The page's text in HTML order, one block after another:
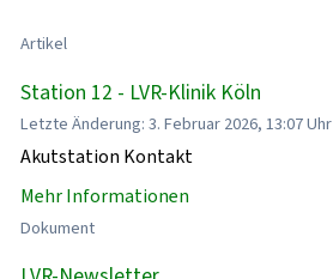
Artikel
Station 12 - LVR-Klinik Köln
Letzte Änderung: 3. Februar 2026, 13:07 Uhr
Akutstation Kontakt
Mehr Informationen
Dokument